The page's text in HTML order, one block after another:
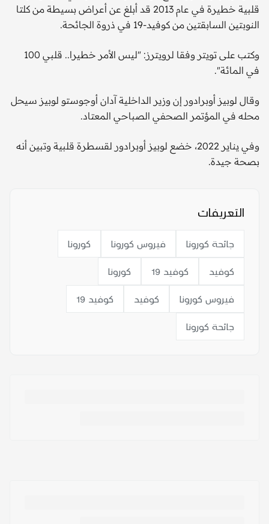
قلبية خطيرة في عام 2013 قد أبلغ عن أعراض بسيطة من كلتا
النوبتين السابقتين من كوفيد-19 في ذروة الجائحة.
وكتب على تويتر وفقا لرويترز: "ليس الأمر خطيرا.. قلبي 100
في المائة".
وقال لوبيز أوبرادور إن وزير الداخلية آدان أوجوستو لوبيز سيحل
محله في المؤتمر الصحفي الصباحي المعتاد.
وفي يناير 2022، خضع لوبيز أوبرادور لقسطرة قلبية وتبين أنه
بصحة جيدة.
التعريفات
جائحة كورونا فيروس كورونا كورونا
كوفيد كوفيد 19 كورونا
فيروس كورونا كوفيد كوفيد 19
جائحة كورونا